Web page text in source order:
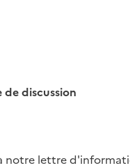
de discussion
notre lettre